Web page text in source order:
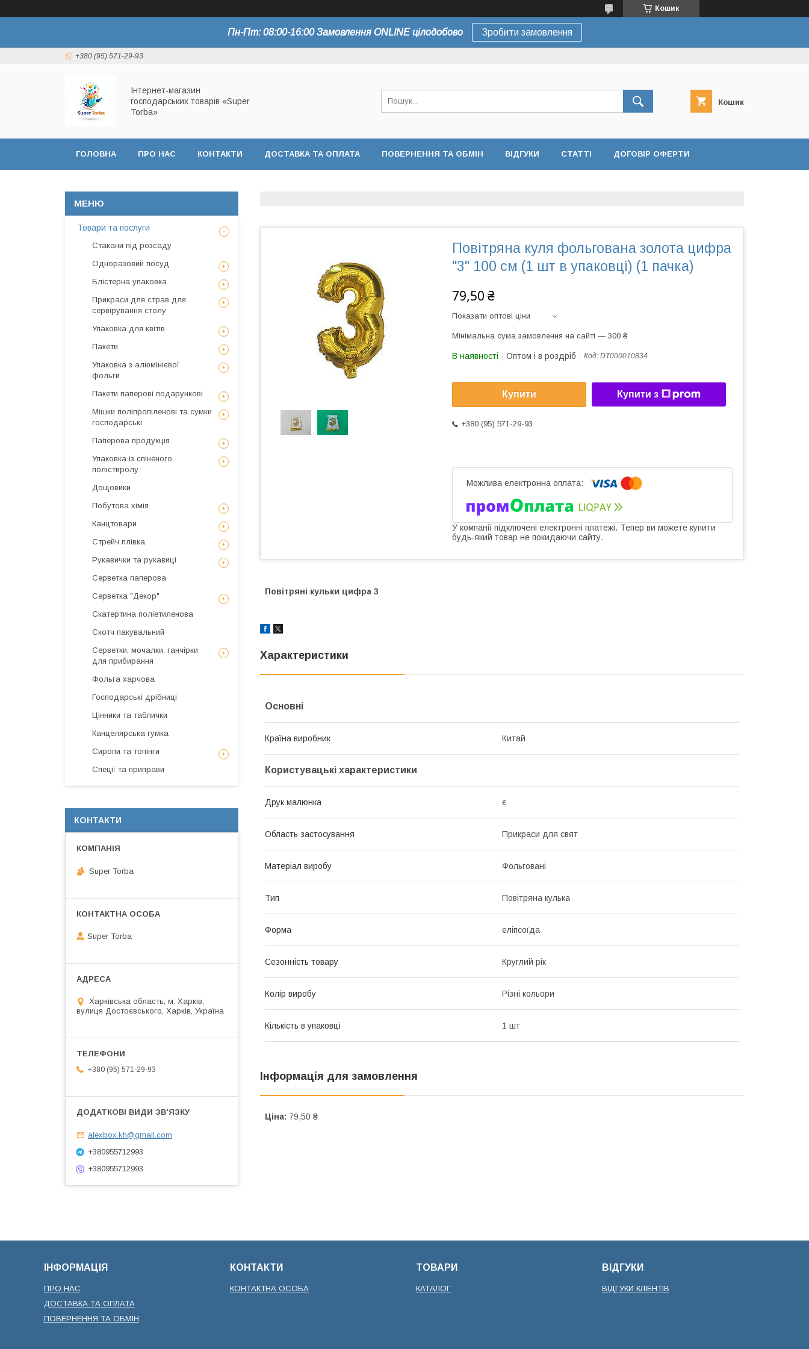
Кошик
Пн-Пт: 08:00-16:00 Замовлення ONLINE цілодобово Зробити замовлення
+380 (95) 571-29-93
Інтернет-магазин
господарських товарів «Super
Torba»
Кошик
ГОЛОВНА ПРО НАС КОНТАКТИ ДОСТАВКА ТА ОПЛАТА ПОВЕРНЕННЯ ТА ОБМІН ВІДГУКИ СТАТТІ ДОГОВІР ОФЕРТИ
Повітряна куля фольгована золота цифра
"3" 100 см (1 шт в упаковці) (1 пачка)
79,50 ₴
Показати оптові ціни
Мінімальна сума замовлення на сайті — 300 ₴
В наявності Оптом і в роздріб Код: DT000010834
Купити Купити з
+380 (95) 571-29-93
У компанії підключені електронні платежі. Тепер ви можете купити
будь-який товар не покидаючи сайту.
Повітряні кульки цифра 3
Характеристики
Основні
Країна виробник Китай
Користувацькі характеристики
Друк малюнка є
Область застосування Прикраси для свят
Матеріал виробу Фольговані
Тип Повітряна кулька
Форма еліпсоїда
Сезонність товару Круглий рік
Колір виробу Різні кольори
Кількість в упаковці 1 шт
Інформація для замовлення
Ціна: 79,50 ₴
Товари та послуги
Стакани під розсаду
Одноразовий посуд
Блістерна упаковка
Прикраси для страв для
сервірування столу
Упаковка для квітів
Пакети
Упаковка з алюмінієвої
фольги
Пакети паперові подарункові
Мішки поліпропіленові та сумки
господарські
Паперова продукція
Упаковка із спіненого
полістиролу
Дощовики
Побутова хімія
Канцтовари
Стрейч плівка
Рукавички та рукавиці
Серветка паперова
Серветка "Декор"
Скатертина поліетиленова
Скотч пакувальний
Серветки, мочалки, ганчірки
для прибирання
Фольга харчова
Господарські дрібниці
Цінники та таблички
Канцелярська гумка
Сиропи та топінги
Спеції та приправи
КОНТАКТИ
Super Torba
Super Torba
Харківська область, м. Харків,
вулиця Достоєвського, Харків, Україна
+380 (95) 571-29-93
alexbox.kh@gmail.com
+380955712993
+380955712993
ІНФОРМАЦІЯ
ПРО НАС
ДОСТАВКА ТА ОПЛАТА
ПОВЕРНЕННЯ ТА ОБМІН
КОНТАКТИ
КОНТАКТНА ОСОБА
ТОВАРИ
КАТАЛОГ
ВІДГУКИ
ВІДГУКИ КЛІЕНТІВ